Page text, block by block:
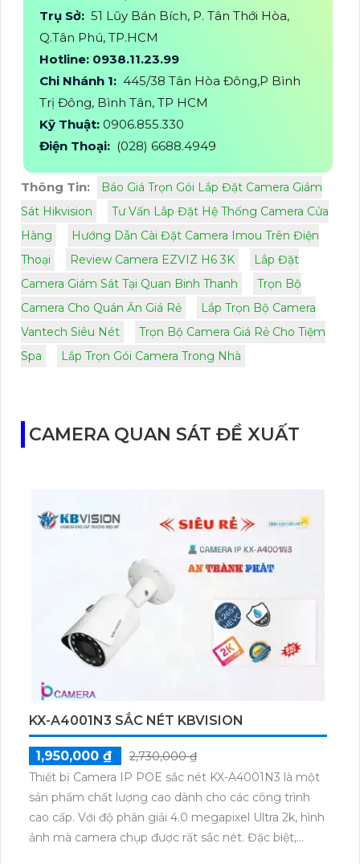
Trụ Sở: 51 Lũy Bán Bích, P. Tân Thới Hòa,
Q.Tân Phú, TP.HCM
Hotline: 0938.11.23.99
Chi Nhánh 1: 445/38 Tân Hòa Đông,P Bình
Trị Đông, Bình Tân, TP HCM
Kỹ Thuật: 0906.855.330
Điện Thoại: (028) 6688.4949
Thông Tin:
Báo Giá Trọn Gói Lắp Đặt Camera Giám
Sát Hikvision
Tư Vấn Lắp Đặt Hệ Thống Camera Cửa
Hàng
Hướng Dẫn Cài Đặt Camera Imou Trên Điện
Thoại
Review Camera EZVIZ H6 3K
Lắp Đặt
Camera Giám Sát Tại Quan Binh Thanh
Trọn Bộ
Camera Cho Quán Ăn Giá Rẻ
Lắp Trọn Bộ Camera
Vantech Siêu Nét
Trọn Bộ Camera Giá Rẻ Cho Tiệm
Spa
Lắp Trọn Gói Camera Trong Nhà
CAMERA QUAN SÁT ĐỀ XUẤT
KX-A4001N3 SẮC NÉT KBVISION
1,950,000 ₫
2,730,000 ₫
Thiết bị Camera IP POE sắc nét KX-A4001N3 là một
sản phẩm chất lượng cao dành cho các công trình
cao cấp. Với độ phân giải 4.0 megapixel Ultra 2k, hình
ảnh mà camera chụp được rất sắc nét. Đặc biệt,